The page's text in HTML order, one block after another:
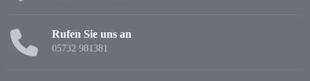
Rufen Sie uns an
05732 981381